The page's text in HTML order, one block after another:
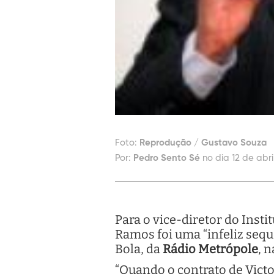
Foto: Reprodução / Gustavo Souza
Por: Pedro Sento Sé no dia 12 de
Para o vice-diretor do
Ramos foi uma “infeliz
Bola, da Rádio Metrópole,
“Quando o contrato de